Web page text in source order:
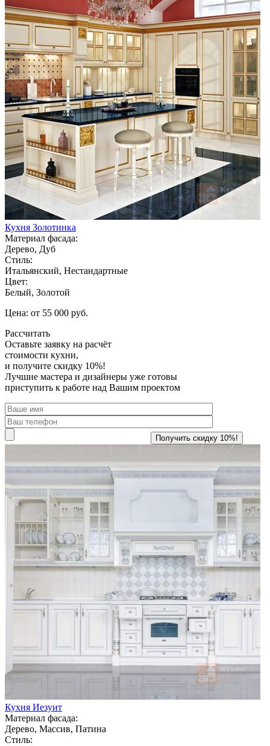
Кухня Золотинка
Материал фасада:
Дерево, Дуб
Стиль:
Итальянский, Нестандартные
Цвет:
Белый, Золотой
Цена: от 55 000 руб.
Рассчитать
Оставьте заявку на расчёт
стоимости кухни,
и получите скидку 10%!
Лучшие мастера и дизайнеры уже готовы
приступить к работе над Вашим проектом
Кухня Иезуит
Материал фасада:
Дерево, Массив, Патина
Стиль: